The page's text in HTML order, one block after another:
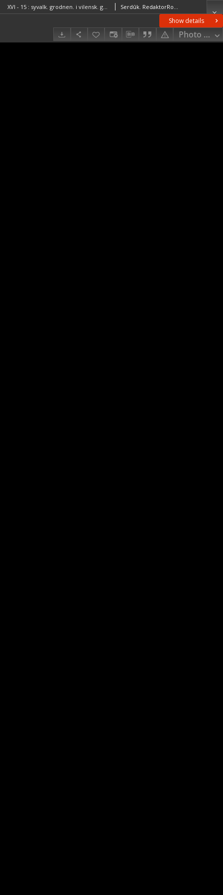
Show details
Photo
XVI - 15 : syvalk. grodnen. i vilensk. gub. : grodn. troksk. avgust. sejnsk. uězdov Serdûk. RedaktorRosja. Armiâ. Glavnyj štab. Litografìâ kartografičeskago zavedenìâ. Wydawca